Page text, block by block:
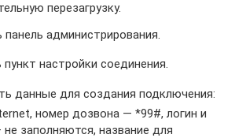
перезагрузку.
администрирования.
настройки соединения.
данные для создания подключения:
номер дозвона — *99#, логин и
не заполняются, название для